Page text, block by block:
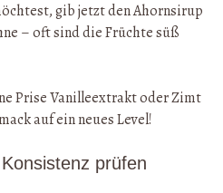
gib jetzt den Ahornsirup
– oft sind die Früchte süß
Prise Vanilleextrakt oder Zimt
auf ein neues Level!
prüfen